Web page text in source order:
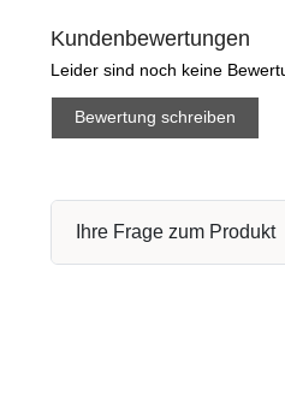
Kundenbewertungen
Leider sind noch keine
Bewertung schreiben
Ihre Frage zum Produkt